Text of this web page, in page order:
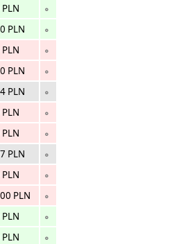
∘
PLN
∘
∘
PLN
∘
PLN
∘
∘
∘
PLN
∘
∘
PLN
∘
∘
∘